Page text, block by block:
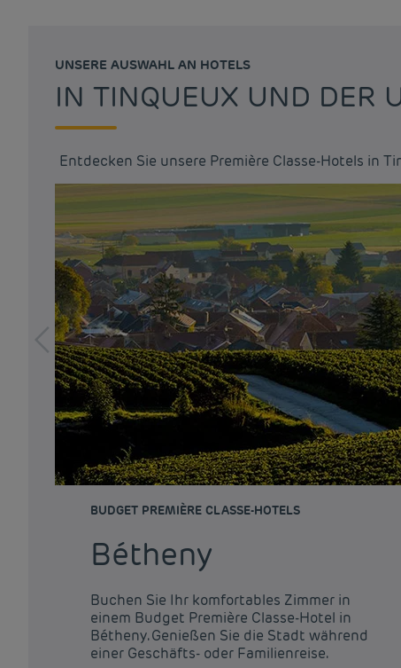
UNSERE AUSWAHL AN HOTELS
IN TINQUEUX UND DER
Entdecken Sie unsere Première Classe-Hotels in
BUDGET PREMIÈRE CLASSE-HOTELS
Bétheny
Buchen Sie Ihr komfortables Zimmer in
einem Budget Première Classe-Hotel in
Bétheny. Genießen Sie die Stadt während
einer Geschäfts- oder Familienreise.